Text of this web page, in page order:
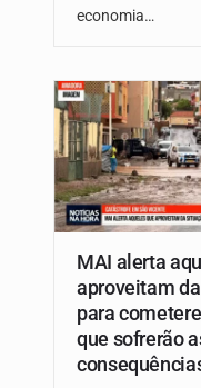
economia…
MAI alerta
aproveitam
para
que sofrerão